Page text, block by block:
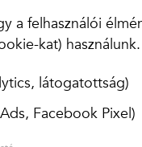
a felhasználói
kat) használunk.
látogatottság)
Facebook Pixel)